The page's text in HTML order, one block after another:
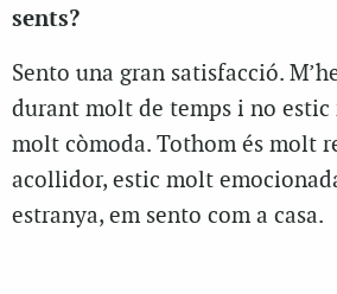
sents?
Sento una gran satisfacció.
durant molt de temps i no estic
molt còmoda. Tothom és molt
acollidor, estic molt
estranya, em sento com a casa.